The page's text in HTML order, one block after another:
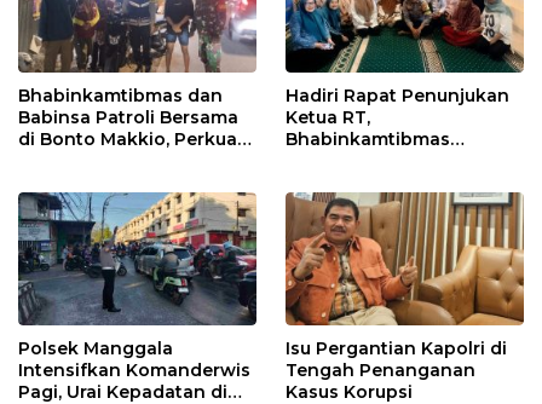
Bhabinkamtibmas dan
Babinsa Patroli Bersama
di Bonto Makkio, Perkuat
Hadiri Rapat Penunjukan
Ketua RT,
Bhabinkamtibmas
dengan Warga
Polsek Manggala
Intensifkan Komanderwis
Pagi, Urai Kepadatan di
Isu Pergantian Kapolri di
Tengah Penanganan
Kasus Korupsi